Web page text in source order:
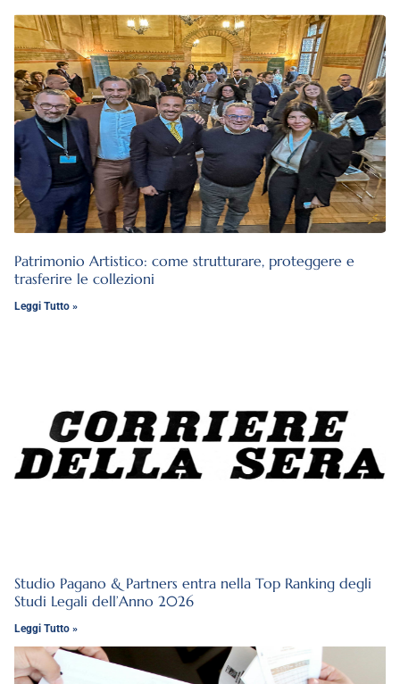
Patrimonio Artistico: come strutturare, proteggere e
trasferire le collezioni
Leggi Tutto »
Studio Pagano & Partners entra nella Top Ranking degli
Studi Legali dell’Anno 2026
Leggi Tutto »